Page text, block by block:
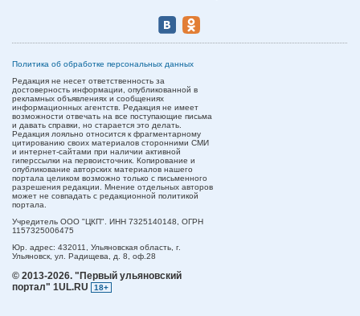
Политика об обработке персональных данных
Редакция не несет ответственность за
достоверность информации, опубликованной в
рекламных объявлениях и сообщениях
информационных агентств. Редакция не имеет
возможности отвечать на все поступающие письма
и давать справки, но старается это делать.
Редакция лояльно относится к фрагментарному
цитированию своих материалов сторонними СМИ
и интернет-сайтами при наличии активной
гиперссылки на первоисточник. Копирование и
опубликование авторских материалов нашего
портала целиком возможно только с письменного
разрешения редакции. Мнение отдельных авторов
может не совпадать с редакционной политикой
портала.
Учредитель ООО "ЦКП". ИНН 7325140148, ОГРН
1157325006475
Юр. адрес: 432011, Ульяновская область, г.
Ульяновск, ул. Радищева, д. 8, оф.28
© 2013-2026. "Первый ульяновский
портал" 1UL.RU
18+